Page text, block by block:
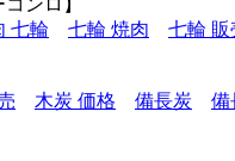
ンロ】
七輪 七輪 焼肉 七輪 販
木炭 価格 備長炭 備